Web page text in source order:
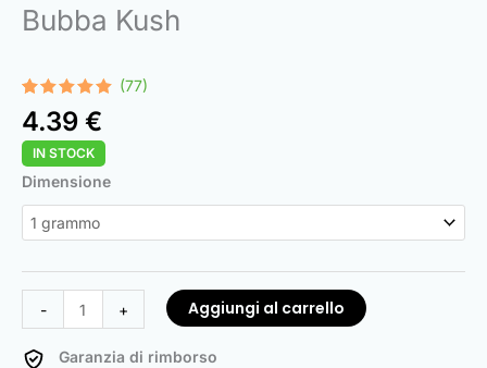
Bubba Kush
Valutato
4.96su 5
su base
di
77
recensioni
(77)
4.39 €
IN STOCK
Dimensione
-
Bubba
Kush
quantità
+ Aggiungi al carrello
Garanzia di rimborso